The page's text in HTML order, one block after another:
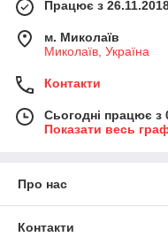
Працює з
м. Миколаїв
Миколаїв, Україна
Контакти
Сьогодні працює з
Показати весь
Про нас
Контакти